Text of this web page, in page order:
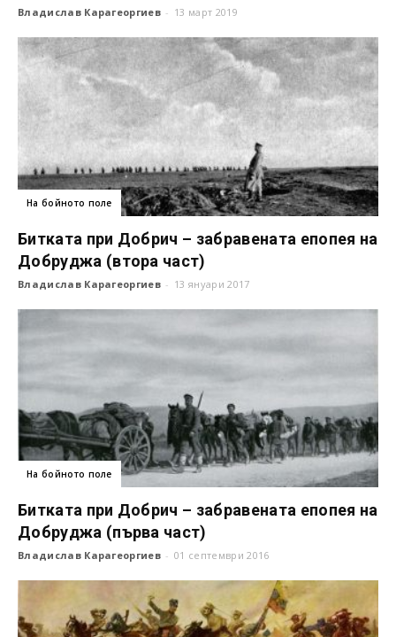
Владислав Карагеоргиев - 13 март 2019
На бойното поле
Битката при Добрич – забравената епопея на
Добруджа (втора част)
Владислав Карагеоргиев - 13 януари 2017
На бойното поле
Битката при Добрич – забравената епопея на
Добруджа (първа част)
Владислав Карагеоргиев - 01 септември 2016